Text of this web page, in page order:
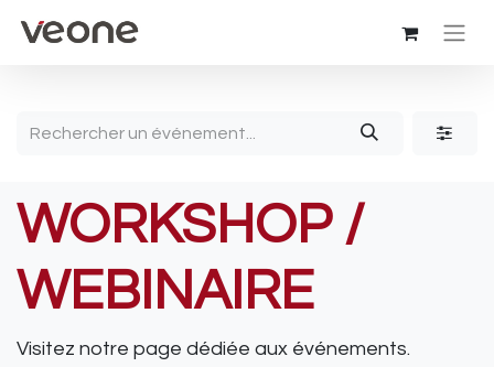
WORKSHOP /
WEBINAIRE
Visitez notre page dédiée aux événements.